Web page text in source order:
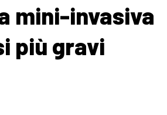
mini-invasiva
più gravi